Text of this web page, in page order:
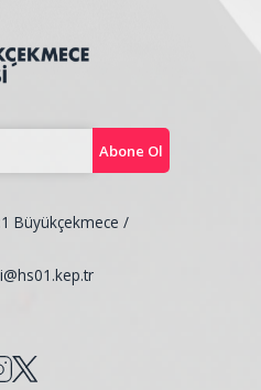
Abone Ol
Büyükçekmece /